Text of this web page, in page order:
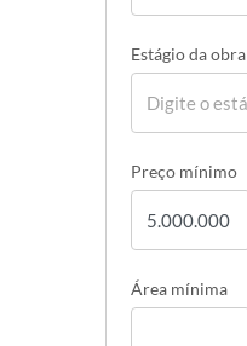
Estágio da obra
Preço mínimo
Área mínima